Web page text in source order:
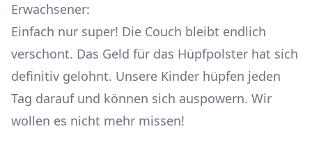
Erwachsener:
Einfach nur super! Die Couch bleibt endlich
verschont. Das Geld für das Hüpfpolster hat sich
definitiv gelohnt. Unsere Kinder hüpfen jeden
Tag darauf und können sich auspowern. Wir
wollen es nicht mehr missen!